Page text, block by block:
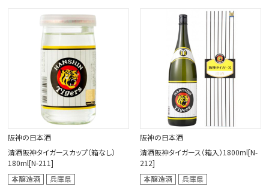
阪神の日本酒
清酒阪神タイガースカップ（箱なし）
180ml[N-211]
阪神の日本酒
清酒阪神タイガース（箱入）1800ml[N-
212]